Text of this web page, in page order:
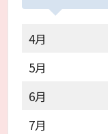
4月
5月
6月
7月